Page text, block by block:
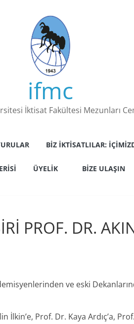
ifmc
İktisat Fakültesi Mezunları
BIZ İKTISATLILAR:
ÜYELIK BIZE ULAŞIN
PROF. DR.
ve eski
İlkin’e, Prof. Dr. Kaya Ardıç’a,